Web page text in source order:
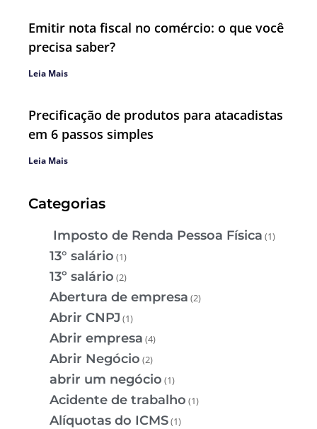
Emitir nota fiscal no comércio: o que você
precisa saber?
Leia Mais
Precificação de produtos para atacadistas
em 6 passos simples
Leia Mais
Categorias
Imposto de Renda Pessoa Física (1)
13° salário (1)
13º salário (2)
Abertura de empresa (2)
Abrir CNPJ (1)
Abrir empresa (4)
Abrir Negócio (2)
abrir um negócio (1)
Acidente de trabalho (1)
Alíquotas do ICMS(1)